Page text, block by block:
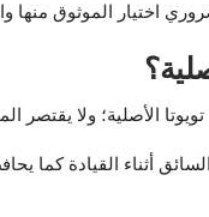
اختيار الموثوق منها
الأصلية؛ ولا
أثناء القيادة